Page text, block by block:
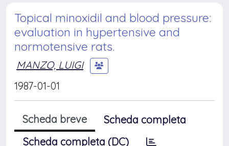
Topical minoxidil and blood pressure:
evaluation in hypertensive and
normotensive rats.
MANZO, LUIGI
1987-01-01
Scheda breve
Scheda completa
Scheda completa (DC)